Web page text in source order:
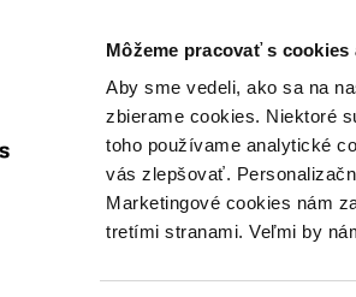
Môžeme pracovať s
Aby sme vedeli, ako sa na
zbierame cookies. Niektoré
toho používame analytické
vás zlepšovať.
Marketingové cookies nám
tretími stranami. Veľmi by